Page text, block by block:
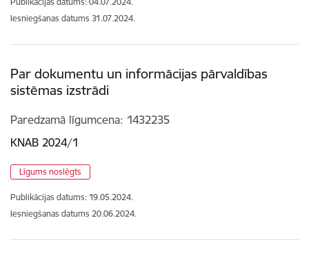
Iesniegšanas datums 31.07.2024.
Par dokumentu un informācijas pārvaldības
sistēmas izstrādi
Paredzamā līgumcena 1432235
KNAB 2024/1
Līgums noslēgts
Publikācijas datums: 19.05.2024.
Iesniegšanas datums 20.06.2024.